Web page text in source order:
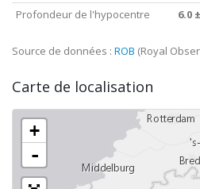
Profondeur de l'hypocentre
6.0
Source de données : ROB (Royal
Carte de localisation
+
-